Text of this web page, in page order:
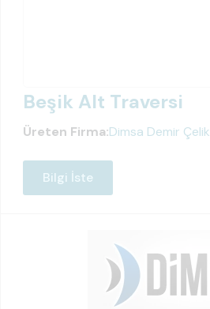
Beşik Alt Traversi
Üreten Firma:Dimsa Demir Çelik
Bilgi İste